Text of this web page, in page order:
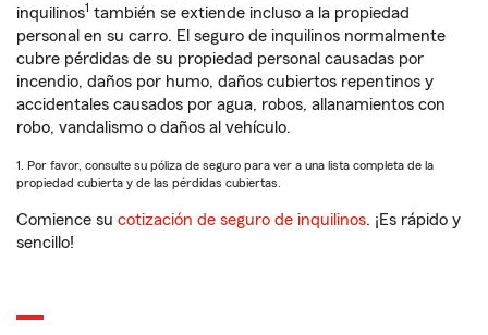
inquilinos1 también se extiende incluso a la propiedad
personal en su carro. El seguro de inquilinos normalmente
cubre pérdidas de su propiedad personal causadas por
incendio, daños por humo, daños cubiertos repentinos y
accidentales causados por agua, robos, allanamientos con
robo, vandalismo o daños al vehículo.
1. Por favor, consulte su póliza de seguro para ver a una lista completa de la
propiedad cubierta y de las pérdidas cubiertas.
Comience su cotización de seguro de inquilinos. ¡Es rápido y
sencillo!